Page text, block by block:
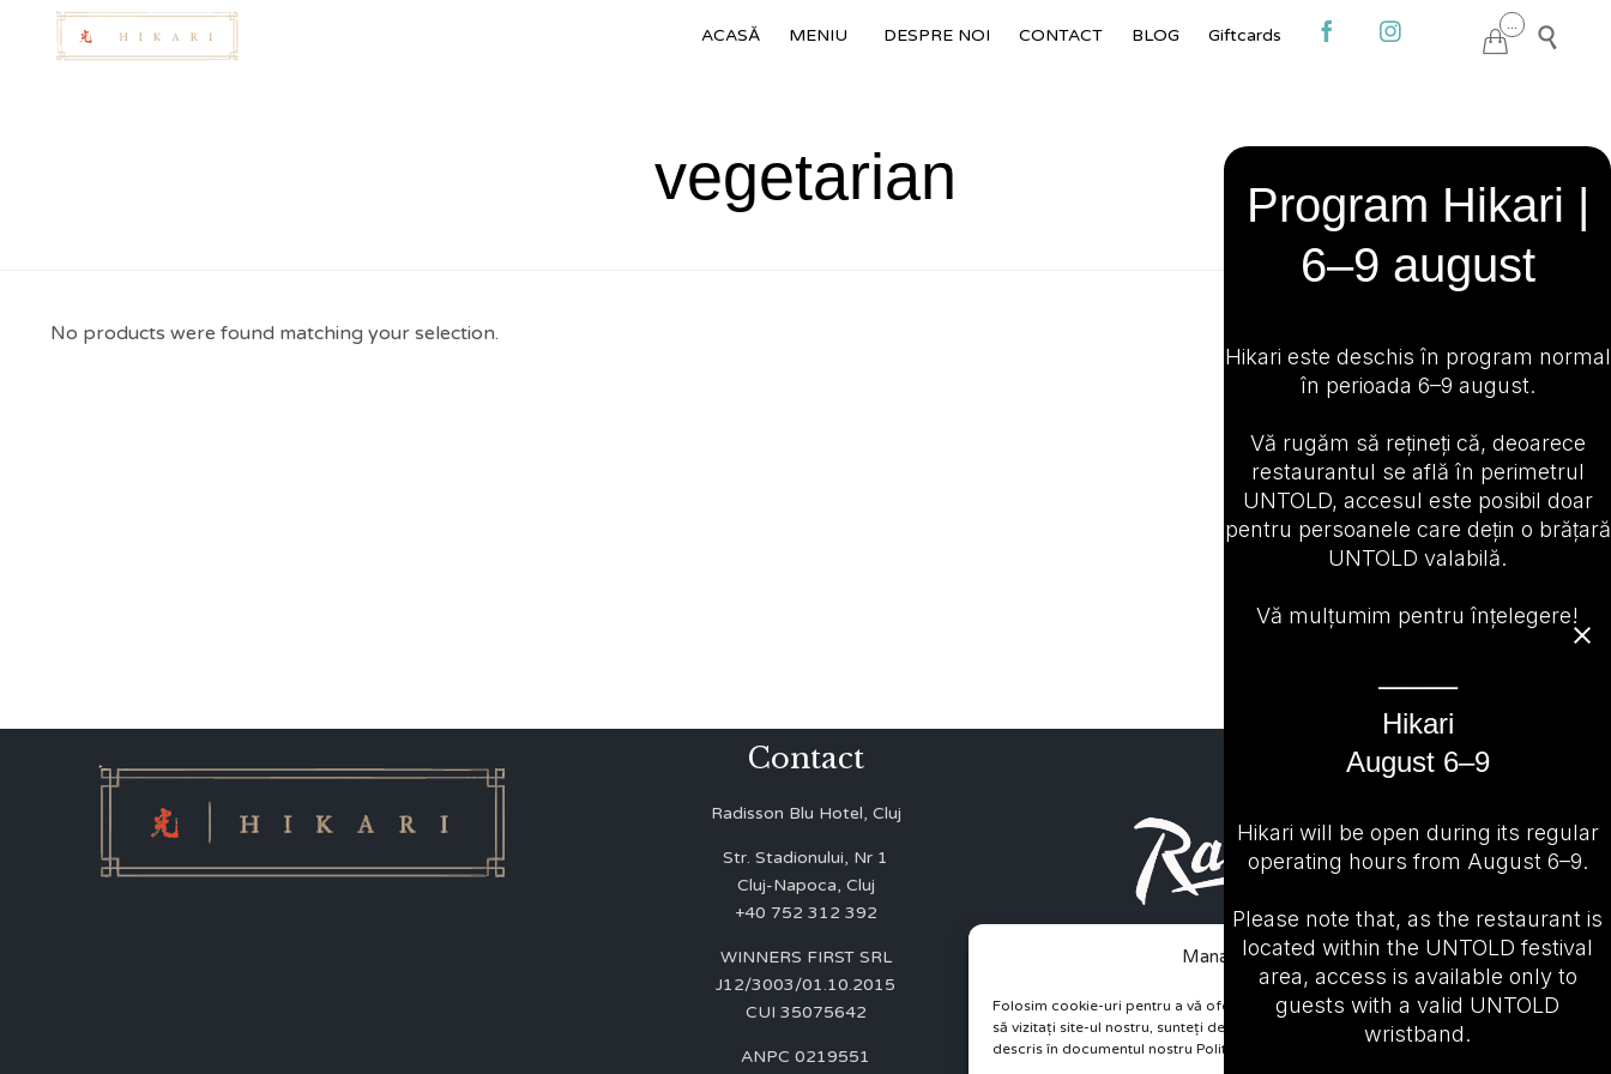
Manage Cookie Consent
Folosim cookie-uri pentru a vă oferi cea mai bună experiență posibilă. Continuând
să vizitați site-ul nostru, sunteți de acord cu utilizarea cookie-urilor așa cum este
descris în documentul nostru Politica de utilizare cookie-uri
Skip
to
ACASĂ MENIU DESPRE NOI CONTACT BLOG Giftcards   
...

vegetarian
No products were found matching your selection.
Contact
Radisson Blu Hotel, Cluj
Str. Stadionului, Nr 1
Cluj-Napoca, Cluj
+40 752 312 392
WINNERS FIRST SRL
J12/3003/01.10.2015
CUI 35075642
ANPC 0219551
Program Hikari |
6–9 august
Hikari este deschis în program normal
în perioada 6–9 august.
Vă rugăm să rețineți că, deoarece
restaurantul se află în perimetrul
UNTOLD, accesul este posibil doar
pentru persoanele care dețin o brățară
UNTOLD valabilă.
Vă mulțumim pentru înțelegere!
⸻
Hikari
August 6–9
Hikari will be open during its regular
operating hours from August 6–9.
Please note that, as the restaurant is
located within the UNTOLD festival
area, access is available only to
guests with a valid UNTOLD
wristband.